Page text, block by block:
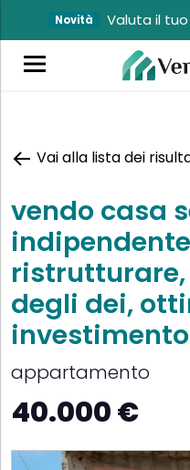
Novità Valuta il
Vai alla lista dei
vendo casa
degli dei,
investimento
appartamento
40.000 €